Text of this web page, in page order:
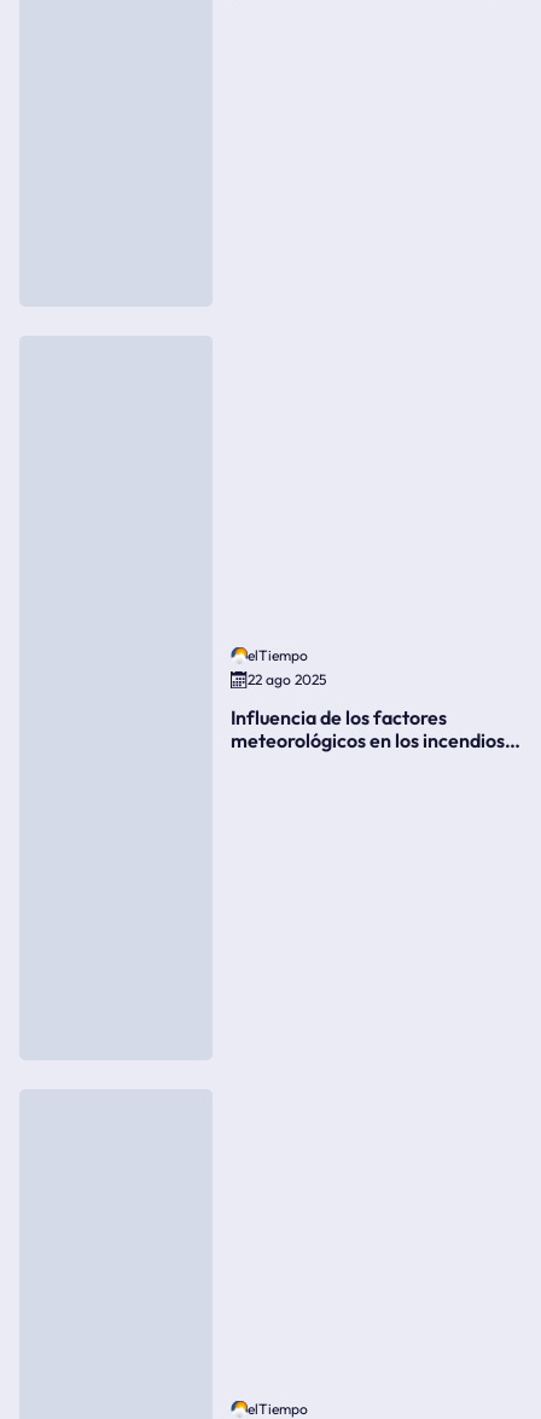
elTiempo
22 ago 2025
Influencia de los factores
meteorológicos en los incendios
elTiempo